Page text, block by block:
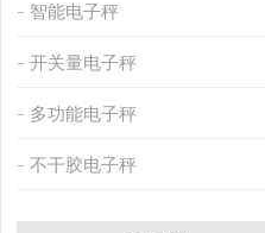
智能电子秤
开关量电子秤
多功能电子秤
不干胶电子秤